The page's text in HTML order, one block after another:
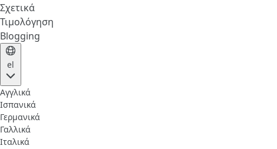
Σχετικά
Τιμολόγηση
Blogging
el
Αγγλικά
Ισπανικά
Γερμανικά
Γαλλικά
Ιταλικά